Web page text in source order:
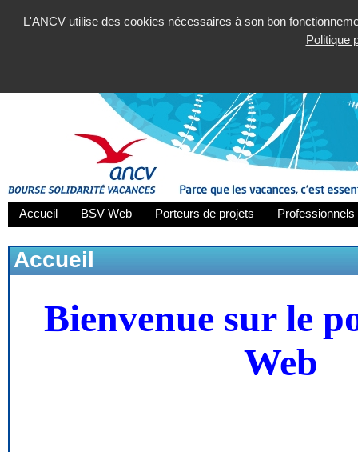
L'ANCV utilise des cookies nécessaires à son bon
Politique
Accueil BSV Web Porteurs de projets
Accueil
Bienvenue sur le
Web